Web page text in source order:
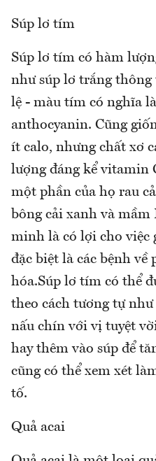
Súp lơ tím
Súp lơ tím có hàm
như súp lơ trắng
lệ - màu tím có nghĩa
anthocyanin. Cũng
ít calo, nhưng chất xơ
lượng đáng kể vitamin
một phần của họ rau
bông cải xanh và mầm
minh là có lợi cho việc
đặc biệt là các bệnh về
hóa.Súp lơ tím có thể
theo cách tương tự
nấu chín với vị tuyệt
hay thêm vào súp để
cũng có thể xem xét
tố.
Quả acai